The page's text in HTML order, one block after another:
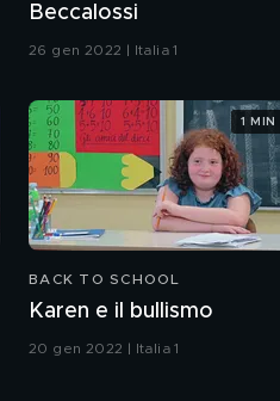
Beccalossi
26 gen 2022 | Italia 1
BACK TO SCHOOL
Karen e il bullismo
20 gen 2022 | Italia 1
1 MIN